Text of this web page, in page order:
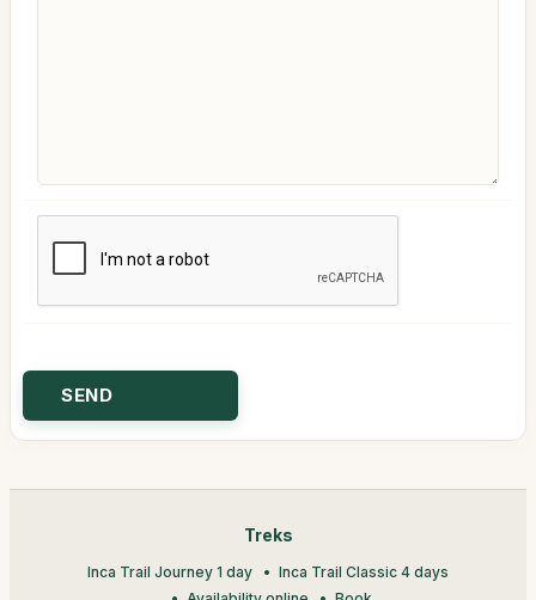
Treks
Inca Trail Journey 1 day
Inca Trail Classic 4 days